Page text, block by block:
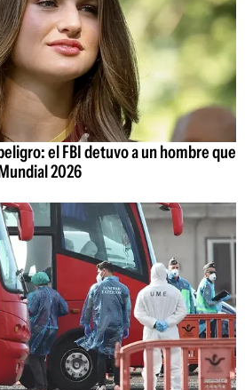
el FBI detuvo a un hombre que
2026